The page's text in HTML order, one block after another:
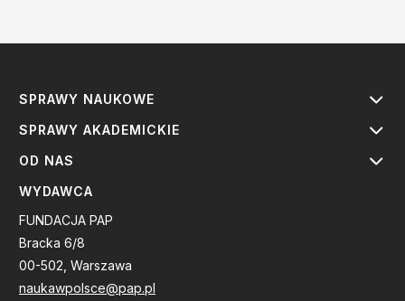
SPRAWY NAUKOWE
SPRAWY AKADEMICKIE
OD NAS
WYDAWCA
FUNDACJA PAP
Bracka 6/8
00-502, Warszawa
naukawpolsce@pap.pl